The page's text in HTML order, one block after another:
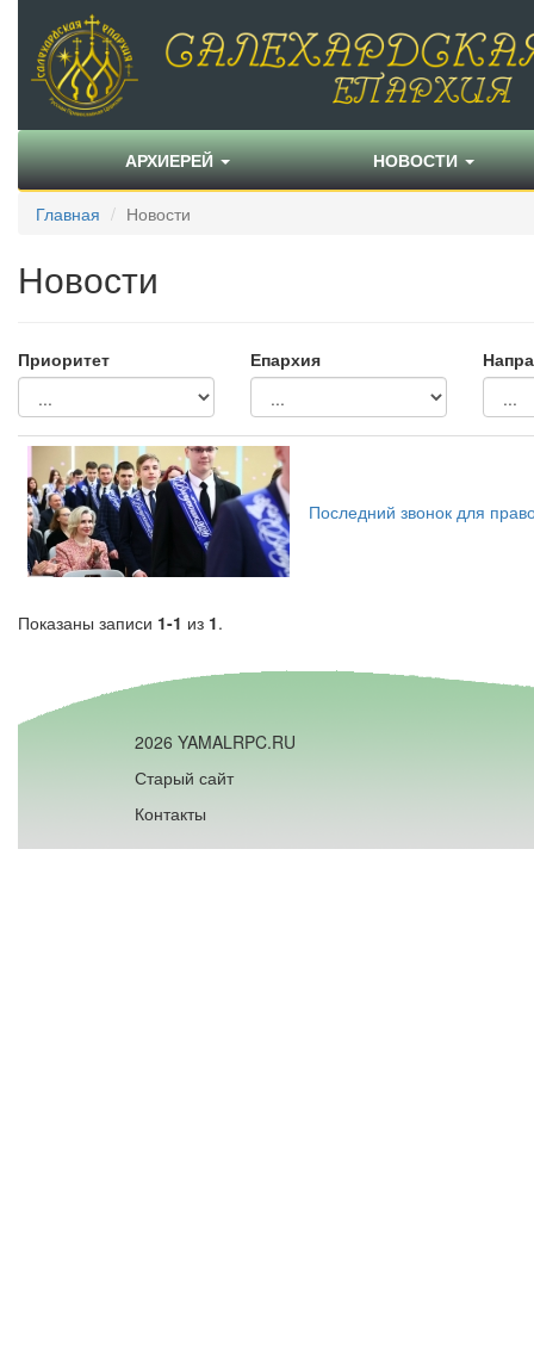
АРХИЕРЕЙ НОВОСТИ
Главная Новости
Новости
Приоритет Епархия
Последний звонок для
Показаны записи 1-1 из 1.
2026 YAMALRPC.RU
Старый сайт
Контакты